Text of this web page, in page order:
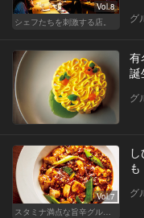
Vol.8
シェフたちを刺激する店。
グ
有
誕
グ
Vol.7
スタミナ満点な旨辛グルメが旨い！東京の人気店へ
グ